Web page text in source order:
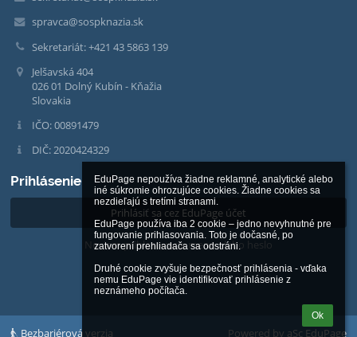
EduPage nepoužíva žiadne reklamné, analytické alebo
iné súkromie ohrozujúce cookies. Žiadne cookies sa
nezdieľajú s tretími stranami.
EduPage používa iba 2 cookie – jedno nevyhnutné pre
fungovanie prihlasovania. Toto je dočasné, po
zatvorení prehliadača sa odstráni.
Druhé cookie zvyšuje bezpečnosť prihlásenia - vďaka
nemu EduPage vie identifikovať prihlásenie z
neznámeho počítača.
Ok
spravca@sospknazia.sk
Sekretariát: +421 43 5863 139
Jelšavská 404
026 01 Dolný Kubín - Kňažia
Slovakia
IČO: 00891479
DIČ: 2020424329
Prihlásenie
Prihlásiť sa cez EduPage účet
Neviem prihlasovacie meno alebo heslo
Bezbariérová verzia Powered by aSc EduPage